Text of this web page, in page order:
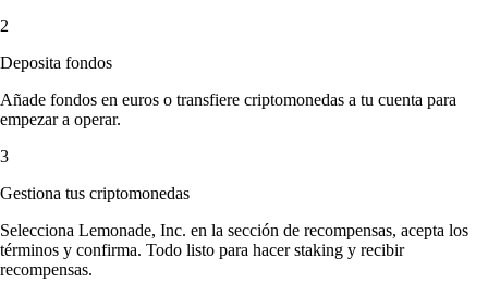
2
Deposita fondos
Añade fondos en euros o transfiere criptomonedas a tu cuenta para
empezar a operar.
3
Gestiona tus criptomonedas
Selecciona Lemonade, Inc. en la sección de recompensas, acepta los
términos y confirma. Todo listo para hacer staking y recibir
recompensas.